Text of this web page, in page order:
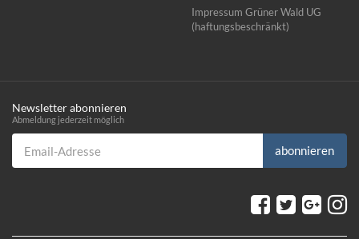
Impressum Grüner Wald UG
(haftungsbeschränkt)
Newsletter abonnieren
Abmeldung jederzeit möglich
Email-Adresse
abonnieren